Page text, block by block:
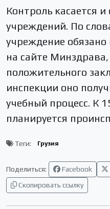
Контроль касается
учреждений. По
учреждение
на сайте Минздрава,
положительного
инспекции оно
учебный процесс. К
планируется
Теги: Грузия
Поделиться: Facebook
Скопировать ссылку